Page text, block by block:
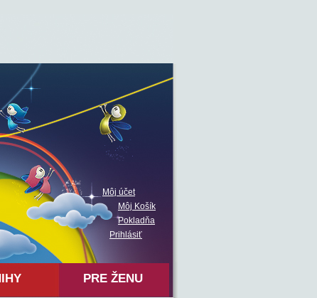
Môj účet
Môj Košík
Pokladňa
Prihlásiť
PRE ŽENU